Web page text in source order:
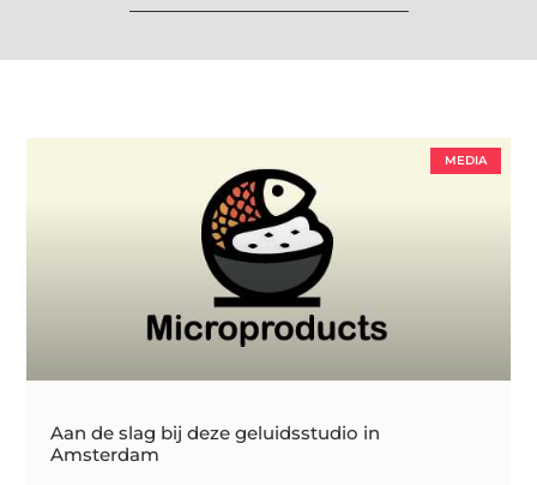
MEDIA
Aan de slag bij deze geluidsstudio in
Amsterdam